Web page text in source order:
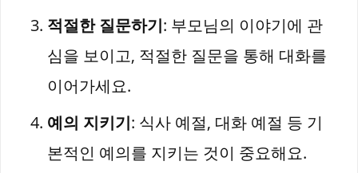
적절한 질문하기: 부모님의 이야기에 관
심을 보이고, 적절한 질문을 통해 대화를
이어가세요.
예의 지키기: 식사 예절, 대화 예절 등 기
본적인 예의를 지키는 것이 중요해요.